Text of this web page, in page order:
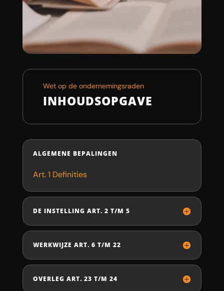
Wet op de ondernemingsraden
INHOUDSOPGAVE
ALGEMENE BEPALINGEN
Art. 1 Definities
DE INSTELLING ART. 2 T/M 5
WERKWIJZE ART. 6 T/M 22
OVERLEG ART. 23 T/M 24